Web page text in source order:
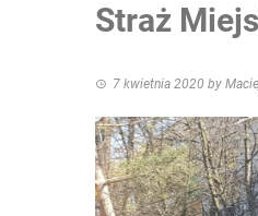
Straż
7 kwietnia 2020 by